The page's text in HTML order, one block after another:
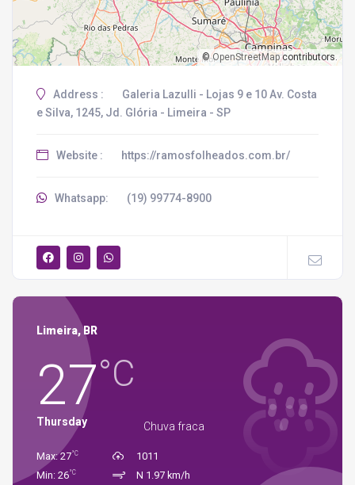
©OpenStreetMapcontributors.
Address :
Galeria Lazulli - Lojas 9 e 10 Av. Costa
e Silva, 1245, Jd. Glória - Limeira - SP
Website : https://ramosfolheados.com.br/
Whatsapp: (19) 99774-8900
Limeira, BR
27°C
Chuva fraca
Thursday
Max: 27°C
Min: 26°C
1011
N 1.97 km/h